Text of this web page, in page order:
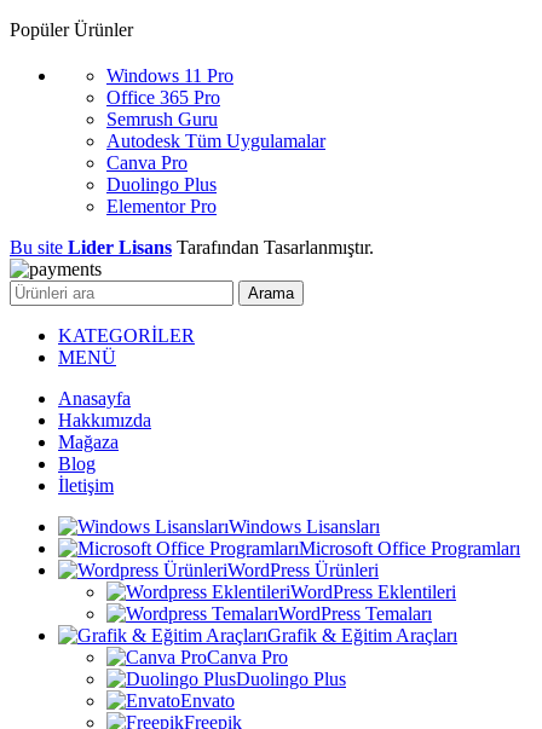
Popüler Ürünler
Windows 11 Pro
Office 365 Pro
Semrush Guru
Autodesk Tüm Uygulamalar
Canva Pro
Duolingo Plus
Elementor Pro
Bu site Lider Lisans Tarafından Tasarlanmıştır.
Arama
KATEGORİLER
MENÜ
Anasayfa
Hakkımızda
Mağaza
Blog
İletişim
Windows Lisansları
Microsoft Office Programları
WordPress Ürünleri
WordPress Eklentileri
WordPress Temaları
Grafik & Eğitim Araçları
Canva Pro
Duolingo Plus
Envato
Freepik